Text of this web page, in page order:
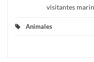
visitantes
Animales